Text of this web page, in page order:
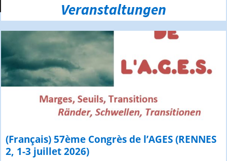
Veranstaltungen
(Français) 57ème Congrès de l’AGES (RENNES
2, 1-3 juillet 2026)